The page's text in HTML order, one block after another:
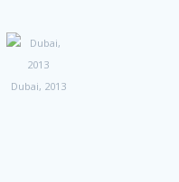
Dubai, 2013